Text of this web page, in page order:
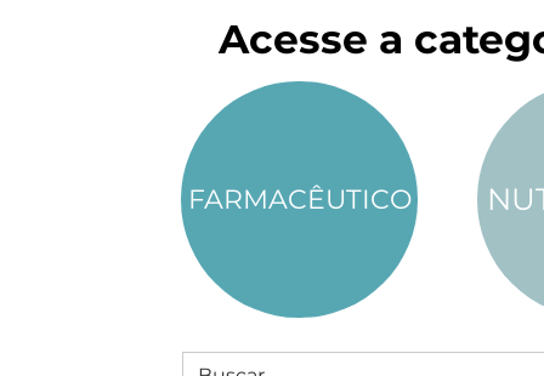
Acesse a
FARMACÊUTICO